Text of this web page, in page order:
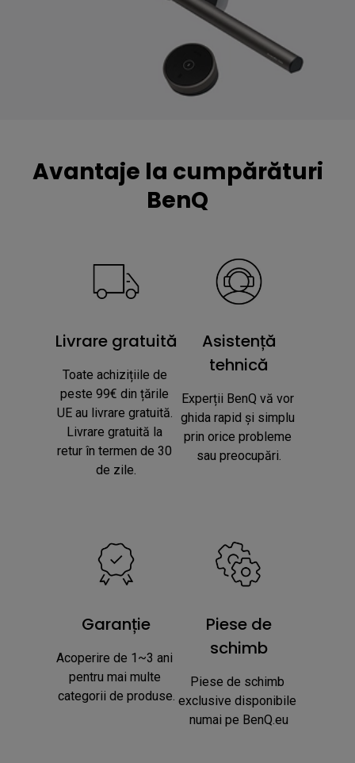
Avantaje la cumpărături
BenQ
Livrare gratuită
Toate achizițiile de
peste 99€ din țările
UE au livrare gratuită.
Livrare gratuită la
retur în termen de 30
de zile.
Asistență
tehnică
Experții BenQ vă vor
ghida rapid și simplu
prin orice probleme
sau preocupări.
Garanție
Acoperire de 1~3 ani
pentru mai multe
categorii de produse.
Piese de
schimb
Piese de schimb
exclusive disponibile
numai pe BenQ.eu